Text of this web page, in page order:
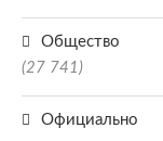
Общество
(27 741)
Официально